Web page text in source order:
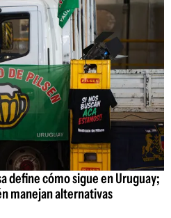
define cómo sigue en Uruguay;
manejan alternativas